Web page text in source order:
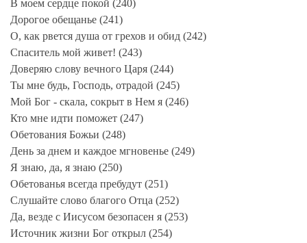
В моем сердце покой (240)
Дорогое обещанье (241)
О, как рвется душа от грехов и обид (242)
Спаситель мой живет! (243)
Доверяю слову вечного Царя (244)
Ты мне будь, Господь, отрадой (245)
Мой Бог - скала, сокрыт в Нем я (246)
Кто мне идти поможет (247)
Обетования Божьи (248)
День за днем и каждое мгновенье (249)
Я знаю, да, я знаю (250)
Обетованья всегда пребудут (251)
Слушайте слово благого Отца (252)
Да, везде с Иисусом безопасен я (253)
Источник жизни Бог открыл (254)